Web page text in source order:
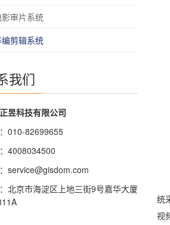
统
视
影审片系统
剪辑系统
我们
昱科技有限公司
010-82699655
4008034500
service@gisdom.com
北京市海淀区上地三街9号嘉华大厦